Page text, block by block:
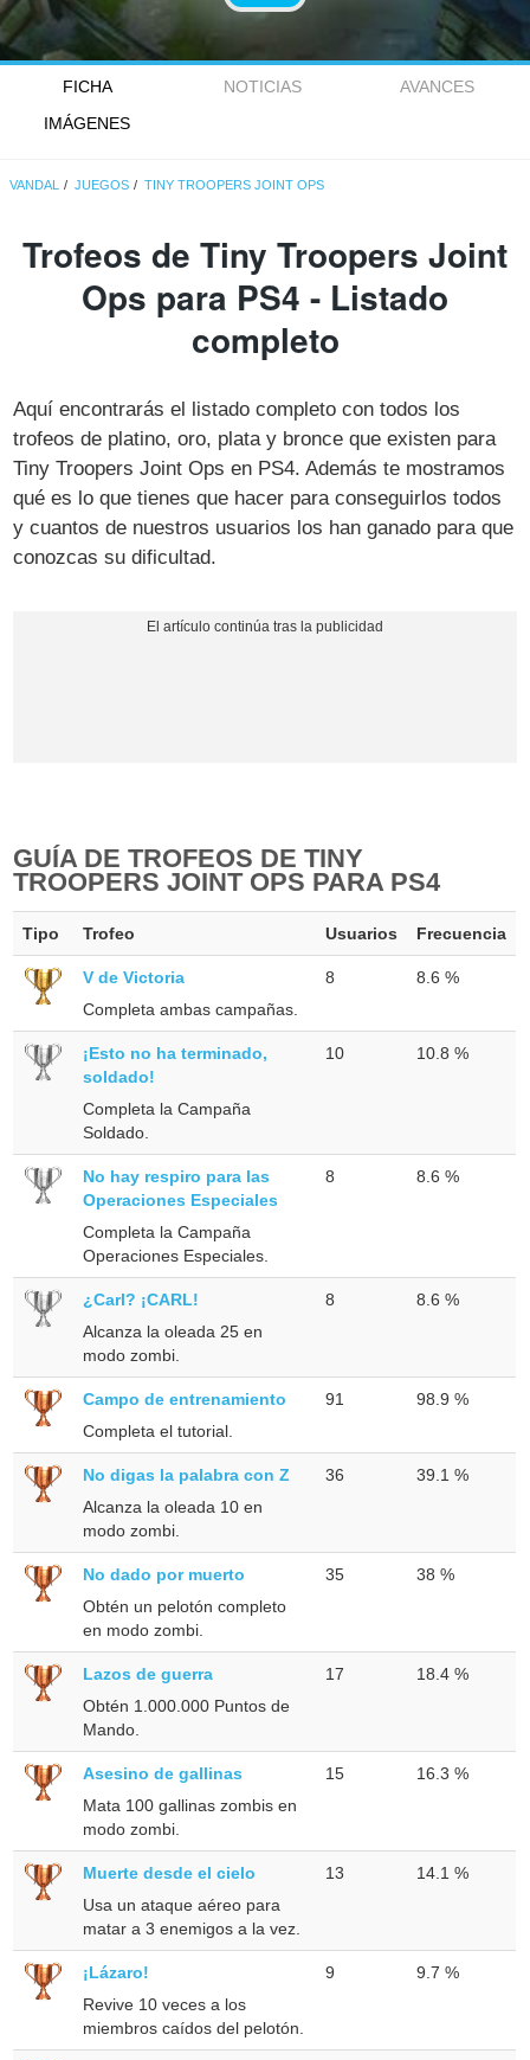
FICHA NOTICIAS
AVANCES
IMÁGENES
VANDAL JUEGOS TINY TROOPERS JOINT OPS
Trofeos de Tiny Troopers Joint
Ops para PS4 - Listado
completo
Aquí encontrarás el listado completo con todos los
trofeos de platino, oro, plata y bronce que existen para
Tiny Troopers Joint Ops en PS4. Además te mostramos
qué es lo que tienes que hacer para conseguirlos todos
y cuantos de nuestros usuarios los han ganado para que
conozcas su dificultad.
GUÍA DE TROFEOS DE TINY
TROOPERS JOINT OPS PARA PS4
Tipo Trofeo Usuarios Frecuencia
V de Victoria
Completa ambas campañas.
8 8.6 %
¡Esto no ha terminado,
soldado!
Completa la Campaña
Soldado.
10 10.8 %
No hay respiro para las
Operaciones Especiales
Completa la Campaña
Operaciones Especiales.
8 8.6 %
¿Carl? ¡CARL!
Alcanza la oleada 25 en
modo zombi.
8 8.6 %
Campo de entrenamiento
Completa el tutorial.
91 98.9 %
No digas la palabra con Z
Alcanza la oleada 10 en
modo zombi.
36 39.1 %
No dado por muerto
Obtén un pelotón completo
en modo zombi.
35 38 %
Lazos de guerra
Obtén 1.000.000 Puntos de
Mando.
17 18.4 %
Asesino de gallinas
Mata 100 gallinas zombis en
modo zombi.
15 16.3 %
Muerte desde el cielo
Usa un ataque aéreo para
matar a 3 enemigos a la vez.
13 14.1 %
¡Lázaro!
Revive 10 veces a los
miembros caídos del pelotón.
9 9.7 %